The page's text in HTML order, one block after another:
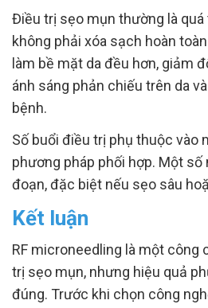
Điều trị sẹo mụn thường là
không phải xóa sạch hoàn
làm bề mặt da đều hơn, giảm
ánh sáng phản chiếu trên da
bệnh.
Số buổi điều trị phụ thuộc vào
phương pháp phối hợp. Một số
đoạn, đặc biệt nếu sẹo sâu
Kết luận
RF microneedling là một công
trị sẹo mụn, nhưng hiệu quả
đúng. Trước khi chọn công